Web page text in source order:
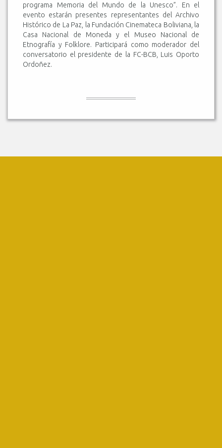
programa Memoria del Mundo de la Unesco”. En el
evento estarán presentes representantes del Archivo
Histórico de La Paz, la Fundación Cinemateca Boliviana, la
Casa Nacional de Moneda y el Museo Nacional de
Etnografía y Folklore. Participará como moderador del
conversatorio el presidente de la FC-BCB, Luis Oporto
Ordoñez.